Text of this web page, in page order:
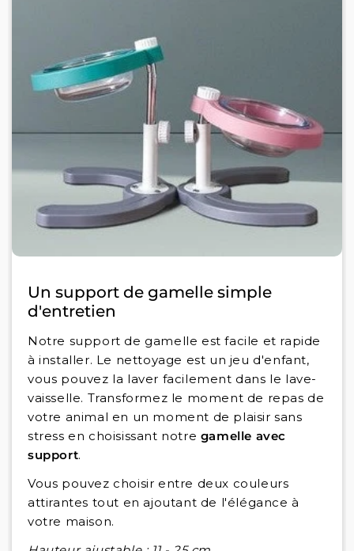
Un support de gamelle simple
d'entretien
Notre support de gamelle est facile et rapide
à installer. Le nettoyage est un jeu d'enfant,
vous pouvez la laver facilement dans le lave-
vaisselle. Transformez le moment de repas de
votre animal en un moment de plaisir sans
stress en choisissant notre gamelle avec
support.
Vous pouvez choisir entre deux couleurs
attirantes tout en ajoutant de l'élégance à
votre maison.